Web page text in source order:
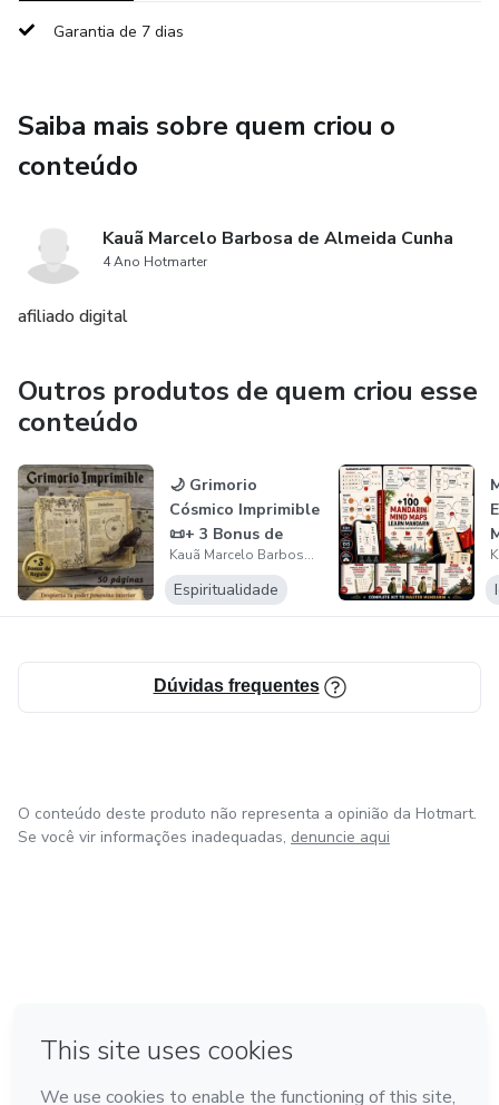
📌 Ideal para guarderías, maternal y educación infantil
creativas que los niños AMAN.
🎁 Acceso inmediato y contenido 100% digital.
Garantia de 7 dias
Saiba mais sobre quem criou o
conteúdo
Kauã Marcelo Barbosa de Almeida Cunha
4 Ano Hotmarter
afiliado digital
Outros produtos de quem criou esse
conteúdo
🌙 Grimorio
Cósmico Imprimible
📜+ 3 Bonus de
Regalo 🎁 | De...
Kauã Marcelo Barbosa de Almeida Cunha
Espiritualidade
Dúvidas frequentes
O conteúdo deste produto não representa a opinião da Hotmart.
Se você vir informações inadequadas, denuncie aqui
Feito com ❤ em Bogotá